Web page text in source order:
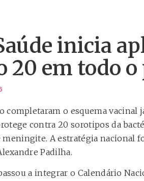
inicia
20 em todo o
completaram o esquema vacinal
contra 20 sorotipos da
A estratégia nacional
Padilha.
a integrar o Calendário